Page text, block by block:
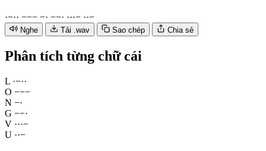
·−·· −−− −· −−· ···− ··−
Nghe Tải .wav Sao chép Chia sẻ
Phân tích từng chữ cái
L ·−··
O −−−
N −·
G −−·
V ···−
U ··−